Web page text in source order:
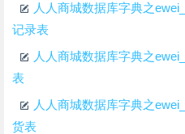
人人商城数据库字典之
记录表
人人商城数据库字典之
表
人人商城数据库字典之
货表